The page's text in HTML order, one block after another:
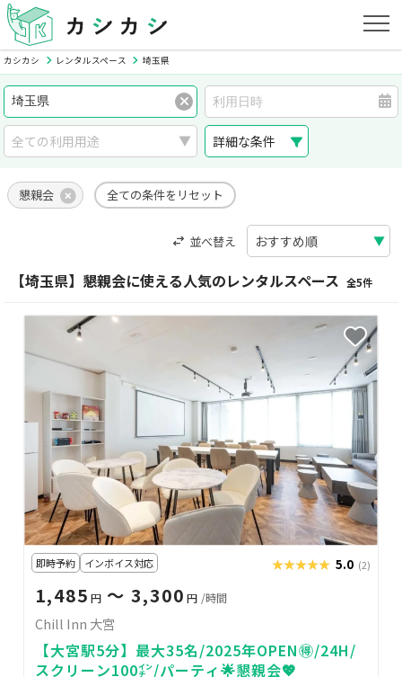
カシカシ レンタルスペース 埼玉県
詳細な条件
懇親会 全ての条件をリセット
並べ替え
【埼玉県】懇親会に使える人気のレンタルスペース 全5件
即時予約 インボイス対応 ★★★★★
★★★★★ 5.0 (2)
1,485 円 〜 3,300 円 /時間
Chill Inn 大宮
【大宮駅5分】最大35名/2025年OPEN🉐/24H/
スクリーン100㌅/パーティ🌟懇親会💖